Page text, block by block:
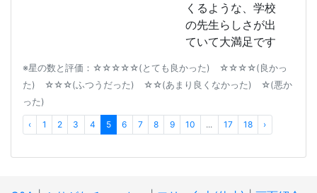
くるような、学校
の先生らしさが出
ていて大満足です
※星の数と評価：☆☆☆☆☆(とても良かった) ☆☆☆☆(良かっ
た) ☆☆☆(ふつうだった) ☆☆(あまり良くなかった) ☆(悪か
った)
‹ 1 2 3 4 5 6 7 8 9 10 ... 17 18 ›